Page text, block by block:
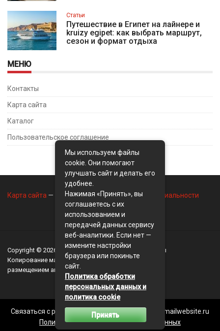
Статьи
Путешествие в Египет на лайнере и
kruizy egipet: как выбрать маршрут,
сезон и формат отдыха
МЕНЮ
Контакты
Карта сайта
Каталог
Пользовательское соглашение
Карта сайта — Контакты— Политика конфиденциальности
Copyright © 2026 BusinessMix- Экономика и финансы
Копирование материалов разрешается, только с
размещением активной ссылки на сайт
Связаться с редакцией сайта: businessmix.ru@mailwebsite.ru
Политика обработки персональных данных
Мы используем файлы
cookie. Они помогают
улучшать сайт и делать его
удобнее.
Нажимая «Принять», вы
соглашаетесь с их
использованием и
передачей данных сервису
веб-аналитики. Если нет —
измените настройки
браузера или покиньте
сайт.
Политика обработки
персональных данных и
политика cookie
Принять